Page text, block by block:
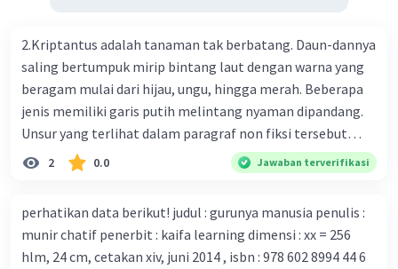
bersama sejumlah perusahaan biotek dan vaksin.
Beberapa waktu lalu, Kepala Laboratorium Identifikasi
Virus dari Institut Peter Doherty untuk Infeksi dan
kekebalan, Melbourne, Julian Druce, menyatakan mereka
mengembangkan virus Corona versi laboratorium dari
tubuh pasien yang terinfeksi untuk uji coba. Tanggapan
yang sesuai dengan berita tersebut adalah ... A.
serangan virus Corona dengan menemukan vaksin virus
tersebut. B. Para ilmuan perlu segera mempelajari virus
corona yang menjadi masalah besar bagi kesehatan dunia
2.Kriptantus adalah tanaman tak berbatang. Daun-dannya
saling bertumpuk mirip bintang laut dengan warna yang
beragam mulai dari hijau, ungu, hingga merah. Beberapa
jenis memiliki garis putih melintang nyaman dipandang.
Unsur yang terlihat dalam paragraf non fiksi tersebut
adalah... A. cara menyajikan isi buku B. bahasa yang
digunakan C. tokoh dan penokohan D. penyajian alur cerita
2 0.0 Jawaban terverifikasi
perhatikan data berikut! judul : gurunya manusia penulis :
munir chatif penerbit : kaifa learning dimensi : xx = 256
hlm, 24 cm, cetakan xiv, juni 2014 , isbn : 978 602 8994 44 6